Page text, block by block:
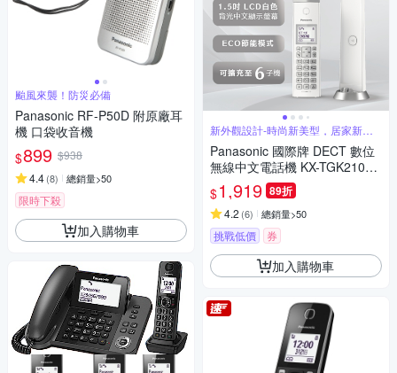
颱風來襲！防災必備
Panasonic RF-P50D 附原廠耳
機 口袋收音機
$899 $938
4.4(8) 總銷量>50
限時下殺
加入購物車
新外觀設計-時尚新美型，居家新選
擇
Panasonic 國際牌 DECT 數位
無線中文電話機 KX-TGK210T
W
$1,919 89折
4.2 (6) 總銷量>50
挑戰低價 券
加入購物車